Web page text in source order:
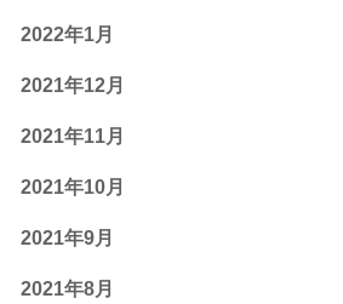
2022年1月
2021年12月
2021年11月
2021年10月
2021年9月
2021年8月